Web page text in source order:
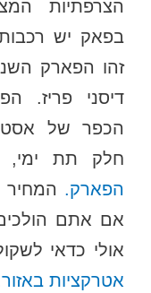
הצרפתיות
בפאק יש
זהו הפארק
דיסני פריז.
הכפר של
חלק תת ימי,
הפארק.
אם אתם
אולי כדאי
אטרקציות באזור